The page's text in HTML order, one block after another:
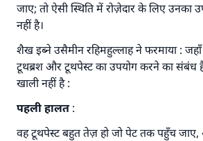
जाए; तो ऐसी स्थिति में रोज़ेदार के लिए उनका
नहीं है।
शैख इब्ने उसैमीन रहिमहुल्लाह ने फरमाया :
टूथब्रश और टूथपेस्ट का उपयोग करने का संबंध
खाली नहीं है :
पहली हालत:
वह टूथपेस्ट बहुत तेज़ हो जो पेट तक पहुँच
उत्तर संख्या 110845 ने एक